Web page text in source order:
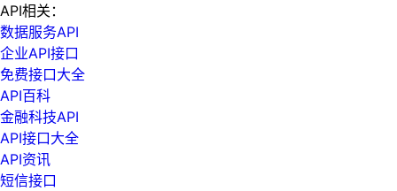
API相关：
数据服务API
企业API接口
免费接口大全
API百科
金融科技API
API接口大全
API资讯
短信接口